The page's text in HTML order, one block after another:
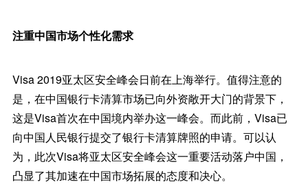
注重中国市场个性化需求
Visa 2019亚太区安全峰会日前在上海举行。值得注意的
是，在中国银行卡清算市场已向外资敞开大门的背景下，
这是Visa首次在中国境内举办这一峰会。而此前，Visa已
向中国人民银行提交了银行卡清算牌照的申请。可以认
为，此次Visa将亚太区安全峰会这一重要活动落户中国，
凸显了其加速在中国市场拓展的态度和决心。